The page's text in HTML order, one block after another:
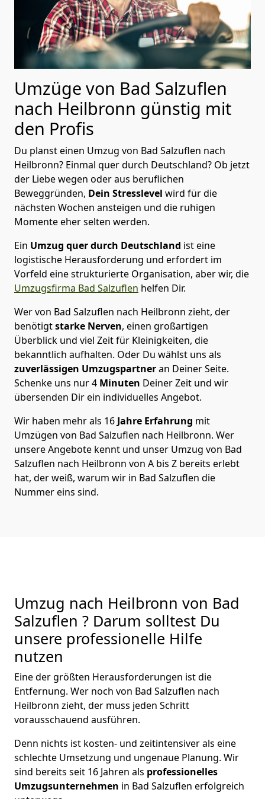
Umzüge von Bad Salzuflen
nach Heilbronn günstig mit
den Profis
Du planst einen Umzug von Bad Salzuflen nach
Heilbronn? Einmal quer durch Deutschland? Ob jetzt
der Liebe wegen oder aus beruflichen
Beweggründen, Dein Stresslevel wird für die
nächsten Wochen ansteigen und die ruhigen
Momente eher selten werden.
Ein Umzug quer durch Deutschland ist eine
logistische Herausforderung und erfordert im
Vorfeld eine strukturierte Organisation, aber wir, die
Umzugsfirma Bad Salzuflen helfen Dir.
Wer von Bad Salzuflen nach Heilbronn zieht, der
benötigtstarke Nerven, einen großartigen
Überblick und viel Zeit für Kleinigkeiten, die
bekanntlich aufhalten. Oder Du wählst uns als
zuverlässigen Umzugspartneran Deiner Seite.
Schenke uns nur4 Minuten Deiner Zeit und wir
übersenden Dir ein individuelles Angebot.
Wir haben mehr als 16 Jahre Erfahrung mit
Umzügen von Bad Salzuflen nach Heilbronn. Wer
unsere Angebote kennt und unser Umzug von Bad
Salzuflen nach Heilbronn von A bis Z bereits erlebt
hat, der weiß, warum wir in Bad Salzuflen die
Nummer eins sind.
Umzug nach Heilbronn von Bad
Salzuflen ? Darum solltest Du
unsere professionelle Hilfe
nutzen
Eine der größten Herausforderungen ist die
Entfernung. Wer noch von Bad Salzuflen nach
Heilbronn zieht, der muss jeden Schritt
vorausschauend ausführen.
Denn nichts ist kosten- und zeitintensiver als eine
schlechte Umsetzung und ungenaue Planung. Wir
sind bereits seit 16 Jahren als professionelles
Umzugsunternehmen in Bad Salzuflen erfolgreich